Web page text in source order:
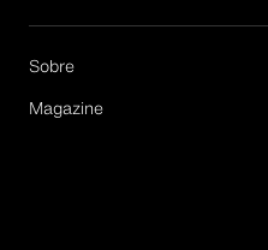
Email*
Sobre
Magazine